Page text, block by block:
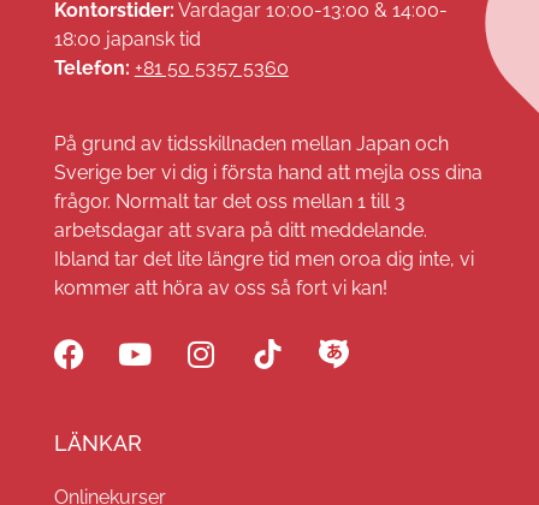
Kontorstider: Vardagar 10:00-13:00 & 14:00-
18:00 japansk tid
Telefon: +81 50 5357 5360
På grund av tidsskillnaden mellan Japan och
Sverige ber vi dig i första hand att mejla oss dina
frågor. Normalt tar det oss mellan 1 till 3
arbetsdagar att svara på ditt meddelande.
Ibland tar det lite längre tid men oroa dig inte, vi
kommer att höra av oss så fort vi kan!
LÄNKAR
Onlinekurser